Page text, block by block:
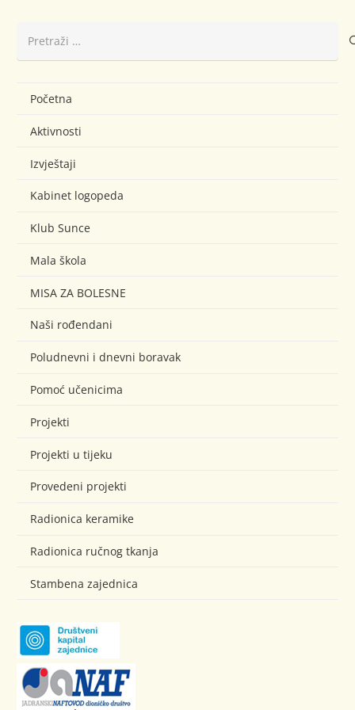
Početna
Aktivnosti
Izvještaji
Kabinet logopeda
Klub Sunce
Mala škola
MISA ZA BOLESNE
Naši rođendani
Poludnevni i dnevni boravak
Pomoć učenicima
Projekti
Projekti u tijeku
Provedeni projekti
Radionica keramike
Radionica ručnog tkanja
Stambena zajednica